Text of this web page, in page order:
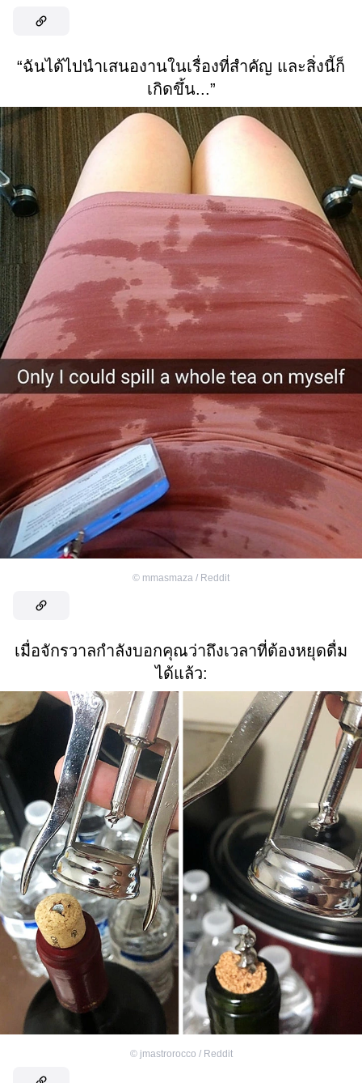
“ฉันได้ไปนำเสนองานในเรื่องที่สำคัญ และสิ่งนี้ก็
เกิดขึ้น...”
© mmasmaza / Reddit
เมื่อจักรวาลกำลังบอกคุณว่าถึงเวลาที่ต้องหยุดดื่ม
ได้แล้ว:
© jmastrorocco / Reddit